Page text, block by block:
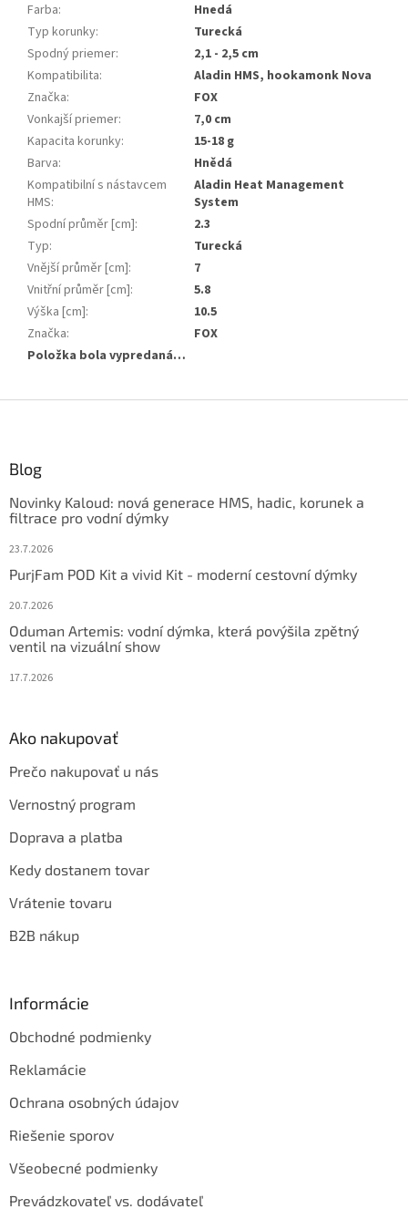
Farba:
Hnedá
Typ korunky:
Turecká
Spodný priemer:
2,1 - 2,5 cm
Kompatibilita:
Aladin HMS, hookamonk Nova
Značka:
FOX
Vonkajší priemer:
7,0 cm
Kapacita korunky:
15-18 g
Barva:
Hnědá
Kompatibilní s nástavcem
HMS:
Aladin Heat Management
System
Spodní průměr [cm]:
2.3
Typ:
Turecká
Vnější průměr [cm]:
7
Vnitřní průměr [cm]:
5.8
Výška [cm]:
10.5
Značka:
FOX
Položka bola vypredaná…
Blog
Novinky Kaloud: nová generace HMS, hadic, korunek a
filtrace pro vodní dýmky
23.7.2026
PurjFam POD Kit a vivid Kit - moderní cestovní dýmky
20.7.2026
Oduman Artemis: vodní dýmka, která povýšila zpětný
ventil na vizuální show
17.7.2026
Ako nakupovať
Prečo nakupovať u nás
Vernostný program
Doprava a platba
Kedy dostanem tovar
Vrátenie tovaru
B2B nákup
Informácie
Obchodné podmienky
Reklamácie
Ochrana osobných údajov
Riešenie sporov
Všeobecné podmienky
Prevádzkovateľ vs. dodávateľ